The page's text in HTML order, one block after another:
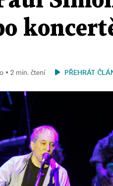
▪ 2 min. čtení PŘEHRÁT